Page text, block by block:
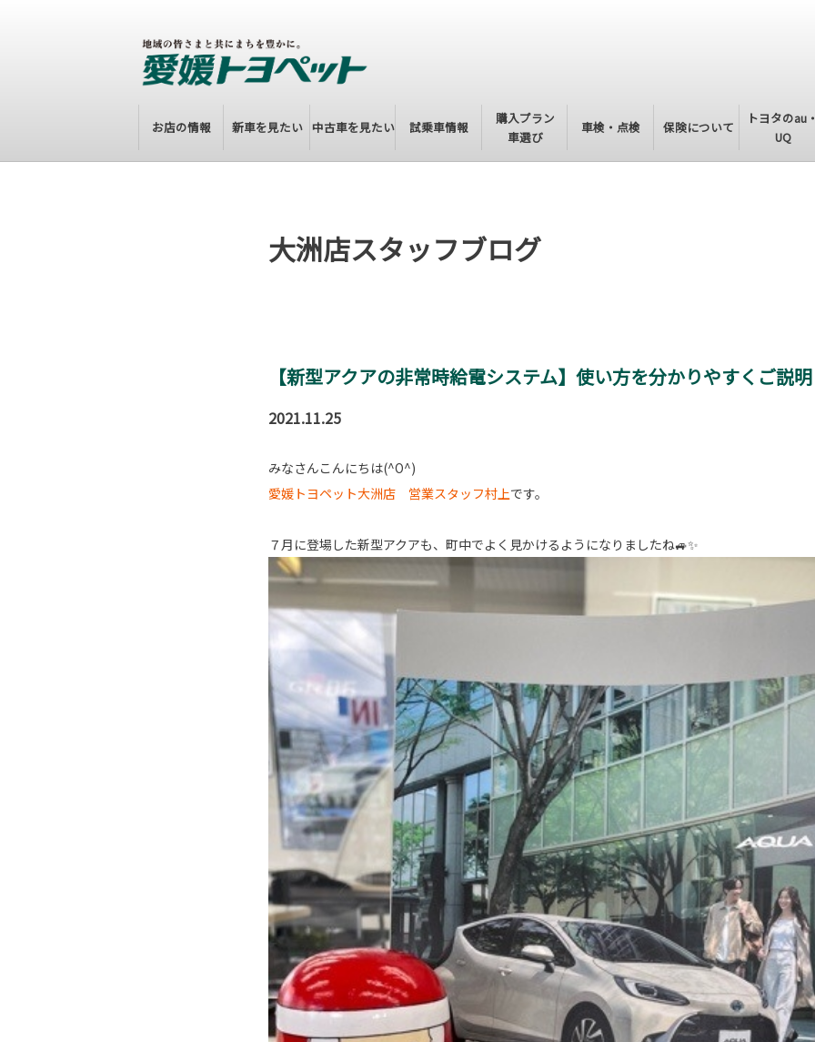
お店の情報 新車を見たい 中古車を見たい 試乗車情報
購入プラン
車選び
車検・点検 保険について
トヨタのau
UQ
大洲店スタッフブログ
【新型アクアの非常時給電システム】使い方を分かりやすくご説
2021.11.25
みなさんこんにちは(^O^)
愛媛トヨペット大洲店 営業スタッフ村上です。
７月に登場した新型アクアも、町中でよく見かけるようになりましたね🚙✨